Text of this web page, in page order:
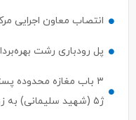
انتصاب معاون اجرایی
پل رودباری رشت
۳ باب مغازه محدوده
ژ۵ (شهید سلیمانی) به زودی افتتاح می‌شود